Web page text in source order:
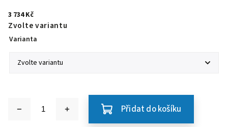
3 734 Kč
Zvolte variantu
Varianta
Přidat do košíku